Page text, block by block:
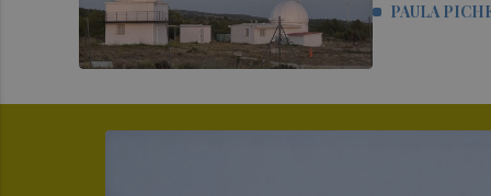
PAULA